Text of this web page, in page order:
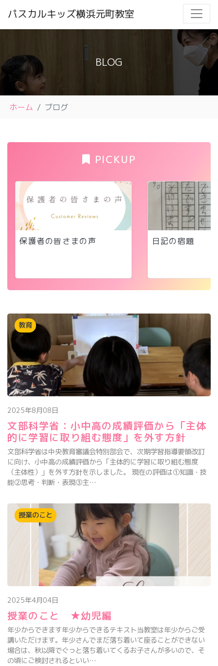
パスカルキッズ横浜元町教室
BLOG
ホーム ブログ
PICKUP
保護者の皆さまの声 日記の宿題
教育
2025年8月08日
文部科学省：小中高の成績評価から「主体
的に学習に取り組む態度」を外す方針
文部科学省は中央教育審議会特別部会で、次期学習指導要領改訂
に向け、小中高の成績評価から「主体的に学習に取り組む態度
（主体性）」を外す方針を示しました。 現在の評価は①知識・技
能②思考・判断・表現③主…
授業のこと
2025年4月04日
授業のこと ★幼児編
年少からできます年少からできるテキスト当教室は年少からご受
講いただけます。年少さんでまだ落ち着いて座ることができない
場合は、秋以降でぐっと落ち着いてくるお子さんが多いので、そ
の頃にご検討されるといい…